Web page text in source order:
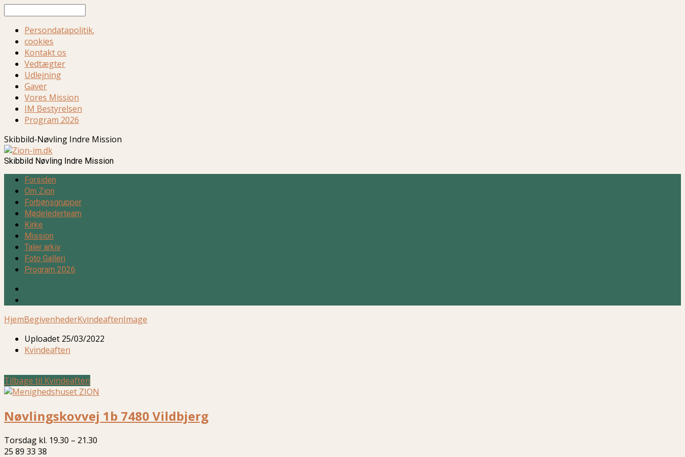
Persondatapolitik.
cookies
Kontakt os
Vedtægter
Udlejning
Gaver
Vores Mission
IM Bestyrelsen
Program 2026
Skibbild-Nøvling Indre Mission
Skibbild Nøvling Indre Mission
Forsiden
Om Zion
Forbønsgrupper
Mødelederteam
Kirke
Mission
Taler arkiv
Foto Galleri
Program 2026
HjemBegivenhederKvindeaftenImage
Uploadet 25/03/2022
Kvindeaften
Tilbage til Kvindeaften
Nøvlingskovvej 1b 7480 Vildbjerg
Torsdag kl. 19.30 – 21.30
25 89 33 38